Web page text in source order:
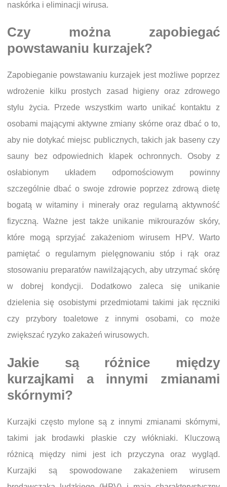
naskórka i eliminacji wirusa.
Czy można zapobiegać
powstawaniu kurzajek?
Zapobieganie powstawaniu kurzajek jest możliwe poprzez
wdrożenie kilku prostych zasad higieny oraz zdrowego
stylu życia. Przede wszystkim warto unikać kontaktu z
osobami mającymi aktywne zmiany skórne oraz dbać o to,
aby nie dotykać miejsc publicznych, takich jak baseny czy
sauny bez odpowiednich klapek ochronnych. Osoby z
osłabionym układem odpornościowym powinny
szczególnie dbać o swoje zdrowie poprzez zdrową dietę
bogatą w witaminy i minerały oraz regularną aktywność
fizyczną. Ważne jest także unikanie mikrourazów skóry,
które mogą sprzyjać zakażeniom wirusem HPV. Warto
pamiętać o regularnym pielęgnowaniu stóp i rąk oraz
stosowaniu preparatów nawilżających, aby utrzymać skórę
w dobrej kondycji. Dodatkowo zaleca się unikanie
dzielenia się osobistymi przedmiotami takimi jak ręczniki
czy przybory toaletowe z innymi osobami, co może
zwiększać ryzyko zakażeń wirusowych.
Jakie są różnice między
kurzajkami a innymi zmianami
skórnymi?
Kurzajki często mylone są z innymi zmianami skórnymi,
takimi jak brodawki płaskie czy włókniaki. Kluczową
różnicą między nimi jest ich przyczyna oraz wygląd.
Kurzajki są spowodowane zakażeniem wirusem